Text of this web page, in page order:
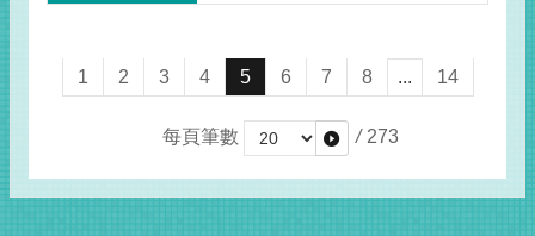
1 2 3 4 5 6 7 8 ... 14
每頁筆數 / 273